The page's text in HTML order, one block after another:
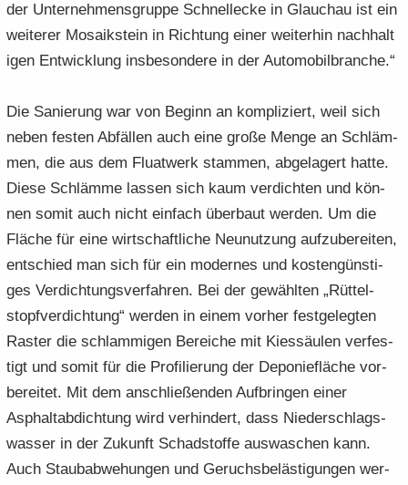
der Un­ter­neh­mens­grup­pe Schnel­le­cke in Glauch­au ist ein
wei­te­rer Mo­sa­ik­stein in Rich­tung einer wei­ter­hin nach­hal­t
i­gen Ent­wick­lung ins­be­son­de­re in der Au­to­mo­bil­bran­che.“
Die Sa­nie­rung war von Be­ginn an kom­pli­ziert, weil sich
neben fes­ten Ab­fäl­len auch eine große Menge an Schläm­
men, die aus dem Fluat­werk stam­men, ab­ge­la­gert hatte.
Diese Schläm­me las­sen sich kaum ver­dich­ten und kön­
nen somit auch nicht ein­fach über­baut wer­den. Um die
Flä­che für eine wirt­schaft­li­che Neu­nut­zung auf­zu­be­rei­ten,
ent­schied man sich für ein mo­der­nes und kos­ten­güns­ti­
ges Ver­dich­tungs­ver­fah­ren. Bei der ge­wähl­ten „Rüt­tel­
stopf­ver­dich­tung“ wer­den in einem vor­her fest­ge­leg­ten
Ras­ter die schlam­mi­gen Be­rei­che mit Kies­säu­len ver­fes­
tigt und somit für die Pro­fi­lie­rung der De­po­nie­flä­che vor­
be­rei­tet. Mit dem an­schlie­ßen­den Auf­brin­gen einer
Asphalt­ab­dich­tung wird ver­hin­dert, dass Nie­der­schlags­
was­ser in der Zu­kunft Schad­stof­fe aus­wa­schen kann.
Auch Staub­ab­we­hun­gen und Ge­ruchs­be­läs­ti­gun­gen wer­